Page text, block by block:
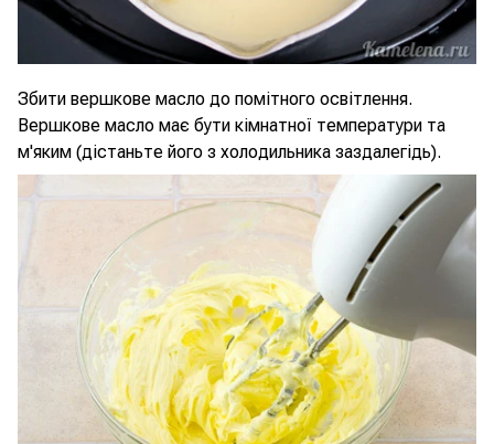
Збити вершкове масло до помітного освітлення.
Вершкове масло має бути кімнатної температури та
м'яким (дістаньте його з холодильника заздалегідь).